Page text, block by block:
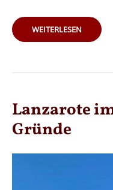
INSELTIPPS:
ENTDECKEN
AUF
WEITERLESEN
Lanzarote
Gründe